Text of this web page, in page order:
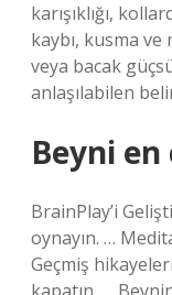
karışıklığı,
kaybı, kusma ve
veya bacak
anlaşılabilen
Beyni
BrainPlay’i
oynayın. …
Geçmiş